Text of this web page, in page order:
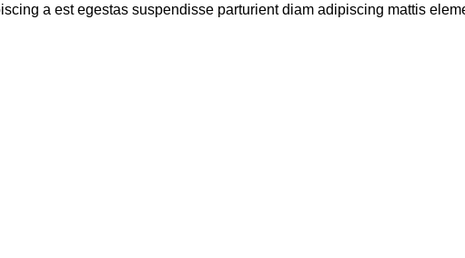
a est egestas suspendisse parturient diam adipiscing mattis